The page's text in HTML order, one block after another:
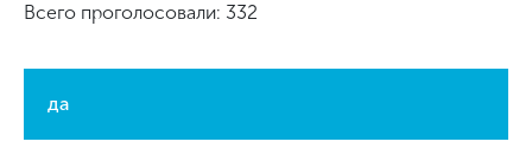
Всего проголосовали: 332
да